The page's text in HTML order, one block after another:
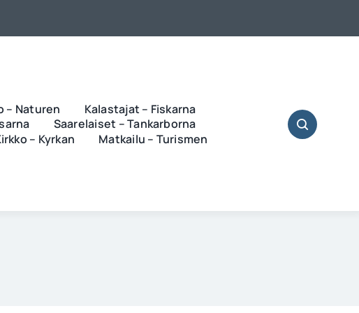
– Naturen
Kalastajat – Fiskarna
Saarelaiset – Tankarborna
– Kyrkan Matkailu – Turismen